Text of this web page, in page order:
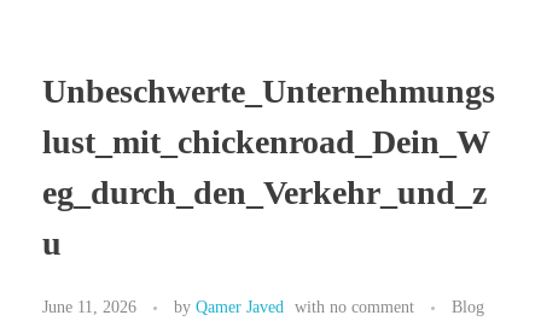
Unbeschwerte_Unternehmungs
lust_mit_chickenroad_Dein_W
eg_durch_den_Verkehr_und_z
u
June 11, 2026 by Qamer Javed with no comment Blog